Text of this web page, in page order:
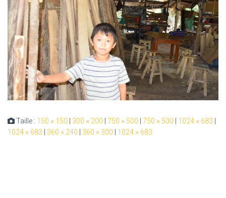
Taille : 150 × 150 300 × 200 750 × 500 750 × 500 1024 × 683
1024 × 683
360 × 240 360 × 300 1024 × 683